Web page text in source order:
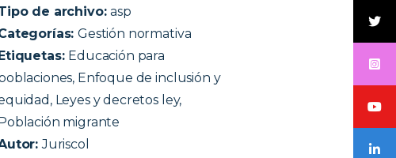
de archivo:asp
Gestión normativa
Etiquetas: Educación para
Enfoque de inclusión y
Leyes y decretos ley,
Población migrante
Juriscol